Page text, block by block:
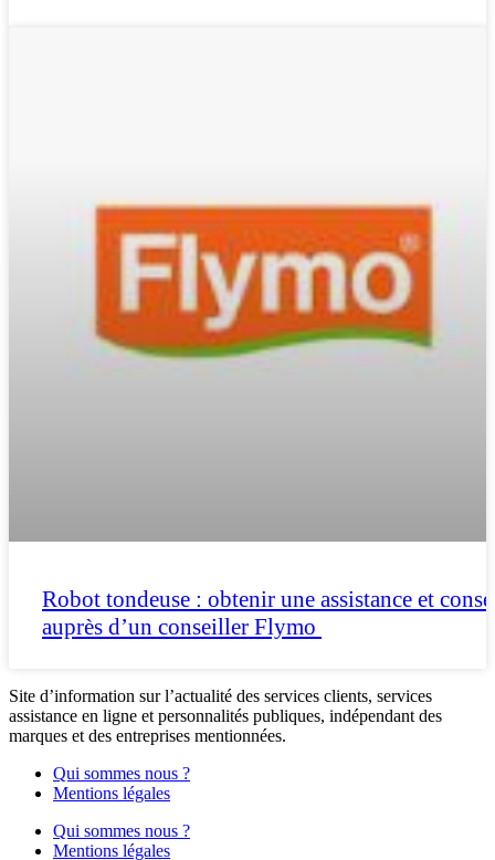
Robot tondeuse : obtenir une assistance et
auprès d’un conseiller Flymo
Site d’information sur l’actualité des services clients, services
assistance en ligne et personnalités publiques, indépendant des
marques et des entreprises mentionnées.
Qui sommes nous ?
Mentions légales
Qui sommes nous ?
Mentions légales